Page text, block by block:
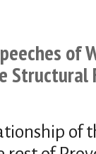
of
of